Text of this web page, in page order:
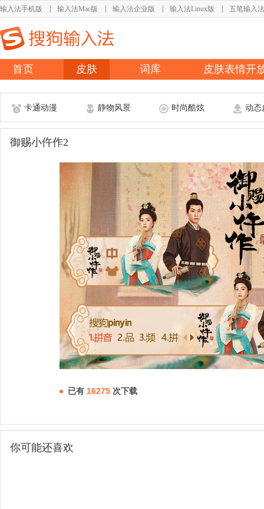
输入法手机版 输入法Mac版 输入法企业版 输入法Linux版 五笔输入法
首页 皮肤 词库 皮肤表情开
卡通动漫 静物风景 时尚酷炫 动态
御赐小仵作2
已有 16275 次下载
你可能还喜欢